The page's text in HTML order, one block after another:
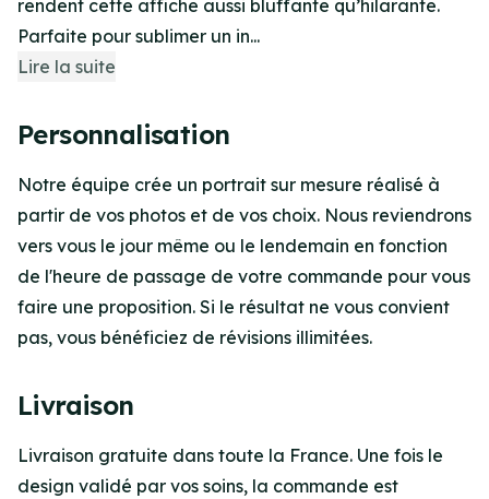
rendent cette affiche aussi bluffante qu’hilarante.
Parfaite pour sublimer un in...
Lire la suite
Personnalisation
Notre équipe crée un portrait sur mesure réalisé à
partir de vos photos et de vos choix. Nous reviendrons
vers vous le jour même ou le lendemain en fonction
de l'heure de passage de votre commande pour vous
faire une proposition. Si le résultat ne vous convient
pas, vous bénéficiez de révisions illimitées.
Livraison
Livraison gratuite dans toute la France. Une fois le
design validé par vos soins, la commande est